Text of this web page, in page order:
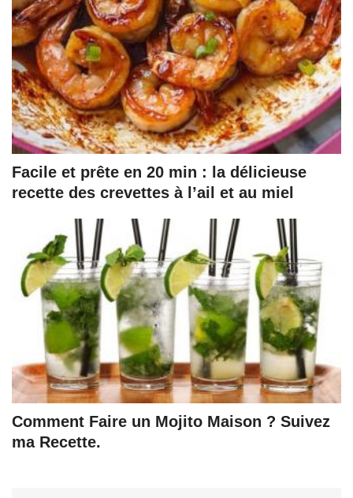
Facile et prête en 20 min : la délicieuse
recette des crevettes à l’ail et au miel
Comment Faire un Mojito Maison ? Suivez
ma Recette.